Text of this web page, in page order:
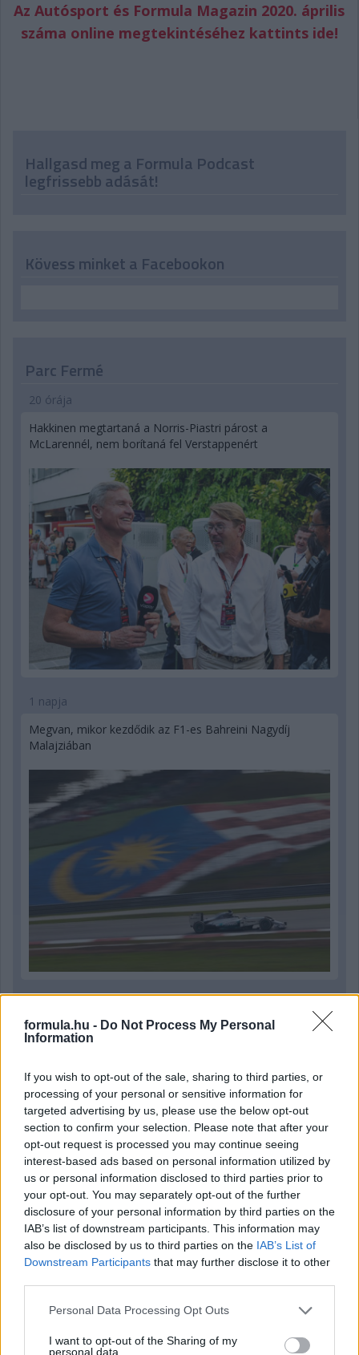
formula.hu - Do Not Process My Personal
Information
If you wish to opt-out of the sale, sharing to third parties, or
processing of your personal or sensitive information for
targeted advertising by us, please use the below opt-out
section to confirm your selection. Please note that after your
opt-out request is processed you may continue seeing
interest-based ads based on personal information utilized by
us or personal information disclosed to third parties prior to
your opt-out. You may separately opt-out of the further
disclosure of your personal information by third parties on the
IAB’s list of downstream participants. This information may
also be disclosed by us to third parties on the IAB’s List of
Downstream Participants that may further disclose it to other
Please note that this website/app uses one or more Google
not limited to your visit or usage behaviour. You may click to
Personal Data Processing Opt Outs
I want to opt-out of the Sharing of my
personal data.
Az Autósport és Formula Magazin 2020. április
száma online megtekintéséhez kattints ide!
Hallgasd meg a Formula Podcast
legfrissebb adását!
Kövess minket a Facebookon
Parc Fermé
20 órája
Hakkinen megtartaná a Norris-Piastri párost a
McLarennél, nem borítaná fel Verstappenért
1 napja
Megvan, mikor kezdődik az F1-es Bahreini Nagydíj
Malajziában
Ilyen lehet a jövő F1-es szabályrendszere Domenicali
szerint
2 napja